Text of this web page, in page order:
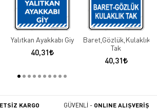
Yalıtkan Ayakkabı Giy
40,31
Baret,Gözlük,Kulaklık
Tak
40,31
KARGO GÜVENLİ - ONLINE ALIŞVERİŞ